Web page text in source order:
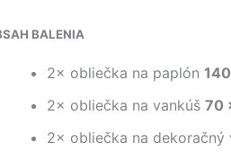
BALENIA
2× obliečka na paplón
2× obliečka na vankúš 70
2× obliečka na dekoračný